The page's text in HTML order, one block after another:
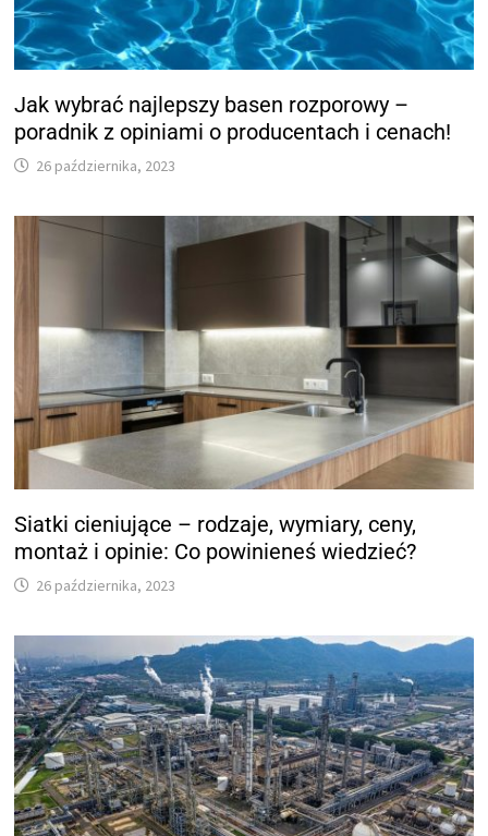
Jak wybrać najlepszy basen rozporowy –
poradnik z opiniami o producentach i cenach!
26 października, 2023
Siatki cieniujące – rodzaje, wymiary, ceny,
montaż i opinie: Co powinieneś wiedzieć?
26 października, 2023